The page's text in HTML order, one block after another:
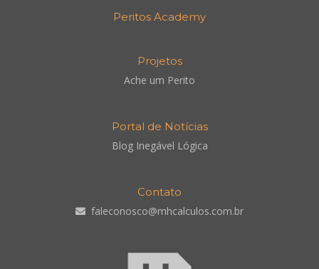
Peritos Academy
Projetos
Ache um Perito
Portal de Notícias
Blog Inegável Lógica
Contato
faleconosco@mhcalculos.com.br